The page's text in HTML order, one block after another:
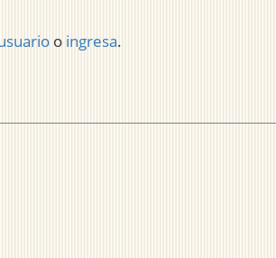
o ingresa.